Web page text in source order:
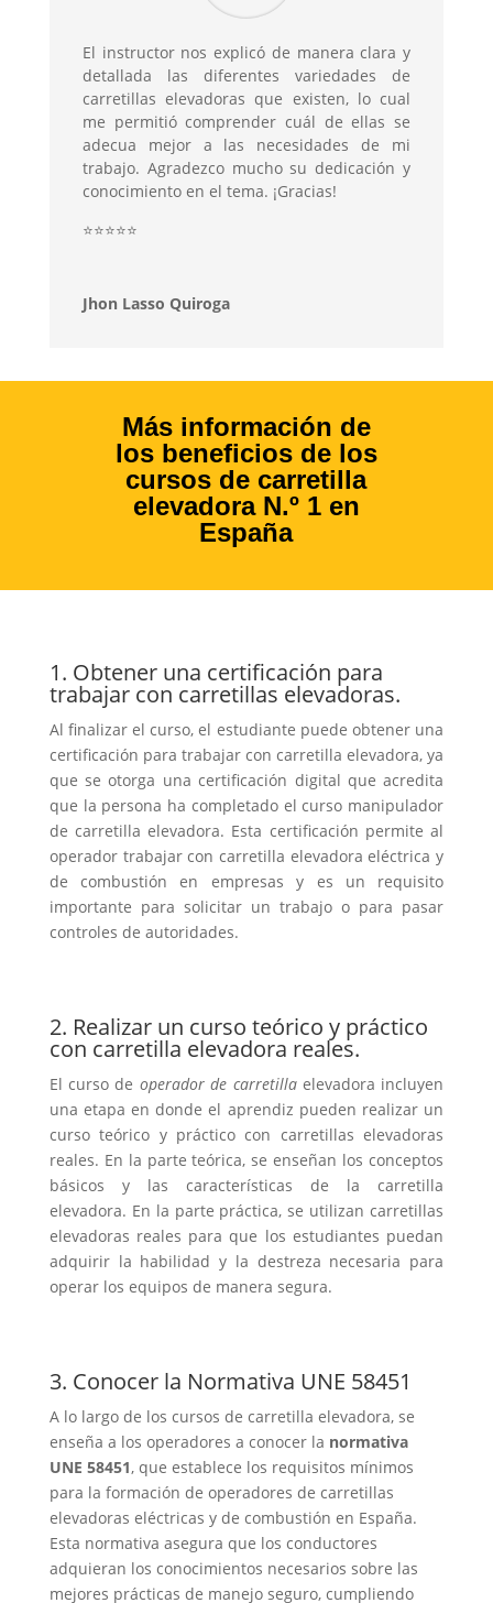
El instructor nos explicó de manera clara y
detallada las diferentes variedades de
carretillas elevadoras que existen, lo cual
me permitió comprender cuál de ellas se
adecua mejor a las necesidades de mi
trabajo. Agradezco mucho su dedicación y
conocimiento en el tema. ¡Gracias!
⭐⭐⭐⭐⭐
Jhon Lasso Quiroga
Más información de
los beneficios de los
cursos de carretilla
elevadora N.º 1 en
España
1. Obtener una certificación para
trabajar con carretillas elevadoras.
Al finalizar el curso, el estudiante puedeobtener una
certificación para trabajar con carretilla elevadora, ya
quese otorga una certificación digital que acredita
que la persona ha completado el curso manipulador
de carretilla elevadora. Esta certificación permite al
operador trabajar con carretilla elevadora eléctrica y
de combustión en empresas y es un requisito
importante para solicitar un trabajo o para pasar
controles de autoridades.
2. Realizar un curso teórico y práctico
con carretilla elevadora reales.
El curso de operador de carretillaelevadora incluyen
una etapa en donde el aprendiz pueden realizar un
curso teórico y práctico con carretillas elevadoras
reales. En la parte teórica, se enseñan los conceptos
básicos y las características de la carretilla
elevadora. En la parte práctica, se utilizan carretillas
elevadoras reales para que los estudiantes puedan
adquirir la habilidad y la destreza necesaria para
operar los equipos de manera segura.
3. Conocer la Normativa UNE 58451
A lo largo de los cursos de carretilla elevadora, se
enseña a los operadores a conocer la normativa
UNE 58451, que establece los requisitos mínimos
para la formación de operadores de carretillas
elevadoras eléctricas y de combustión en España.
Esta normativa asegura que los conductores
adquieran los conocimientos necesarios sobre las
mejores prácticas de manejo seguro, cumpliendo